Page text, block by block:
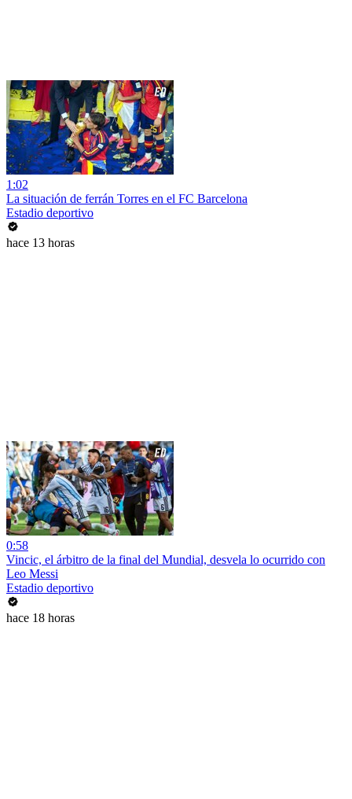
1:02
La situación de ferrán Torres en el FC Barcelona
Estadio deportivo
hace 13 horas
0:58
Vincic, el árbitro de la final del Mundial, desvela lo ocurrido con
Leo Messi
Estadio deportivo
hace 18 horas